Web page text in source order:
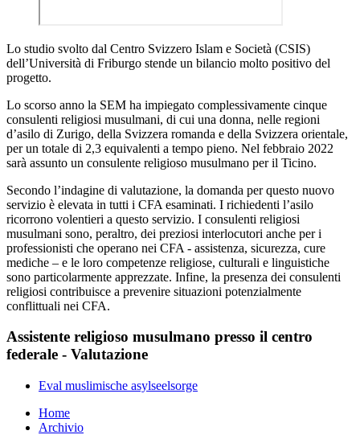
Lo studio svolto dal Centro Svizzero Islam e Società (CSIS)
dell’Università di Friburgo stende un bilancio molto positivo del
progetto.
​Lo scorso anno la SEM ha impiegato complessivamente cinque
consulenti religiosi musulmani, di cui una donna, nelle regioni
d’asilo di Zurigo, della Svizzera romanda e della Svizzera orientale,
per un totale di 2,3 equivalenti a tempo pieno. Nel febbraio 2022
sarà assunto un consulente religioso musulmano per il Ticino.
Secondo l’indagine di valutazione, la domanda per questo nuovo
servizio è elevata in tutti i CFA esaminati. I richiedenti l’asilo
ricorrono volentieri a questo servizio. I consulenti religiosi
musulmani sono, peraltro, dei preziosi interlocutori anche per i
professionisti che operano nei CFA - assistenza, sicurezza, cure
mediche – e le loro competenze religiose, culturali e linguistiche
sono particolarmente apprezzate. Infine, la presenza dei consulenti
religiosi contribuisce a prevenire situazioni potenzialmente
conflittuali nei CFA.
Assistente religioso musulmano presso il centro
federale - Valutazione
Eval muslimische asylseelsorge
Home
Archivio